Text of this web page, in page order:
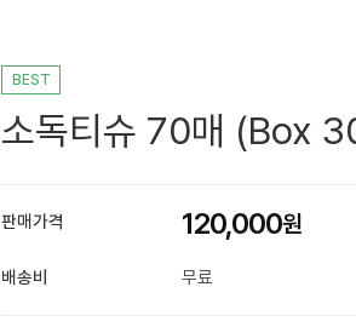
BEST
소독티슈 70매 (Box
판매가격 120,000
배송비 무료